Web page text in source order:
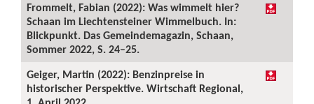
Frommelt, Fabian (2022): Was wimmelt hier?
Schaan im Liechtensteiner Wimmelbuch. In:
Blickpunkt. Das Gemeindemagazin, Schaan,
Sommer 2022, S. 24–25.
Geiger, Martin (2022): Benzinpreise in
historischer Perspektive. Wirtschaft Regional,